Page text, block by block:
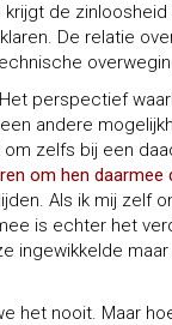
de
De relatie
perspectief
andere
zelfs bij een
om hen daarmee
Als ik mij zelf
is echter het
ingewikkelde
het nooit. Maar